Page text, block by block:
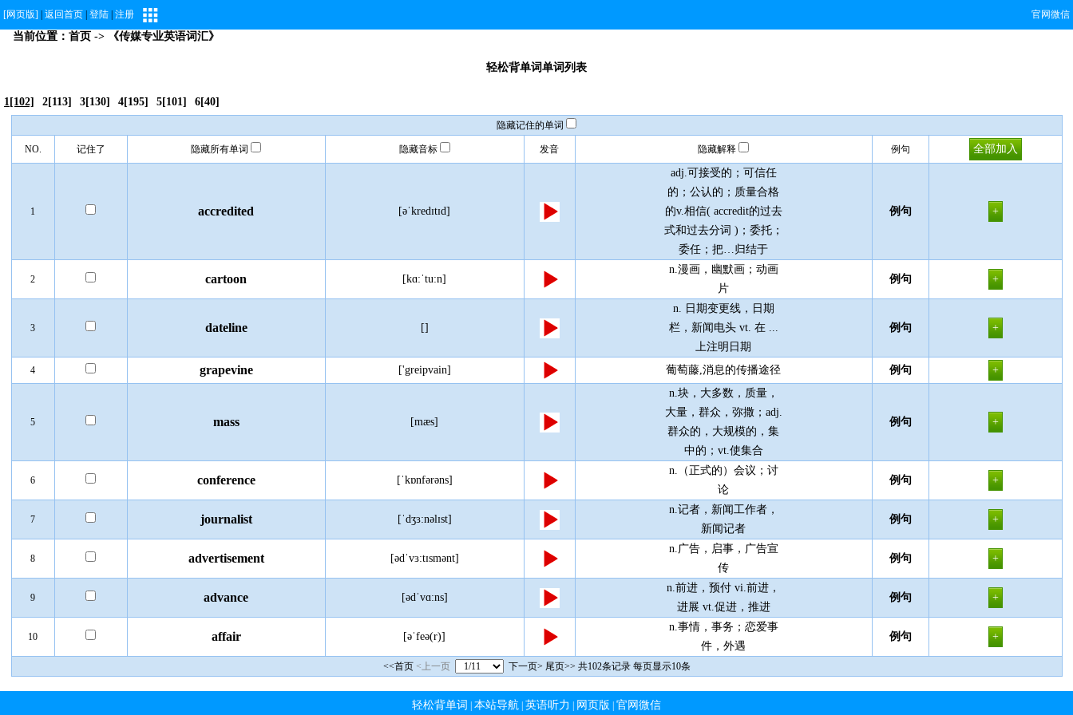
[网页版] 返回首页 登陆 注册 官网微信
当前位置： 首页-> 《传媒专业英语词汇》
轻松背单词单词列表
1[102] 2[113] 3[130] 4[195] 5[101] 6[40]
隐藏记住的单词
NO. 记住了 隐藏所有单词 隐藏音标 发音 隐藏解释 例句
1 accredited [əˈkredɪtɪd]
adj.可接受的；可信任
的；公认的；质量合格
的v.相信( accredit的过去
式和过去分词 )；委托；
委任；把…归结于
例句
2 cartoon [kɑ:ˈtu:n]
n.漫画，幽默画；动画
片
例句
3 dateline []
n. 日期变更线，日期
栏，新闻电头 vt. 在 ...
上注明日期
例句
4 grapevine ['greipvain] 葡萄藤,消息的传播途径 例句
5 mass [mæs]
n.块，大多数，质量，
大量，群众，弥撒；adj.
群众的，大规模的，集
中的；vt.使集合
例句
6 conference [ˈkɒnfərəns]
n.（正式的）会议；讨
论
例句
7 journalist [ˈdʒɜ:nəlɪst]
n.记者，新闻工作者，
新闻记者
例句
8 advertisement [ədˈvɜ:tɪsmənt]
n.广告，启事，广告宣
传
例句
9 advance [ədˈvɑ:ns]
n.前进，预付 vi.前进，
进展 vt.促进，推进
例句
10 affair [əˈfeə(r)]
n.事情，事务；恋爱事
件，外遇
例句
<<首页 <上一页 下一页> 尾页>> 共102条记录 每页显示10条
轻松背单词 本站导航 英语听力 网页版 官网微信